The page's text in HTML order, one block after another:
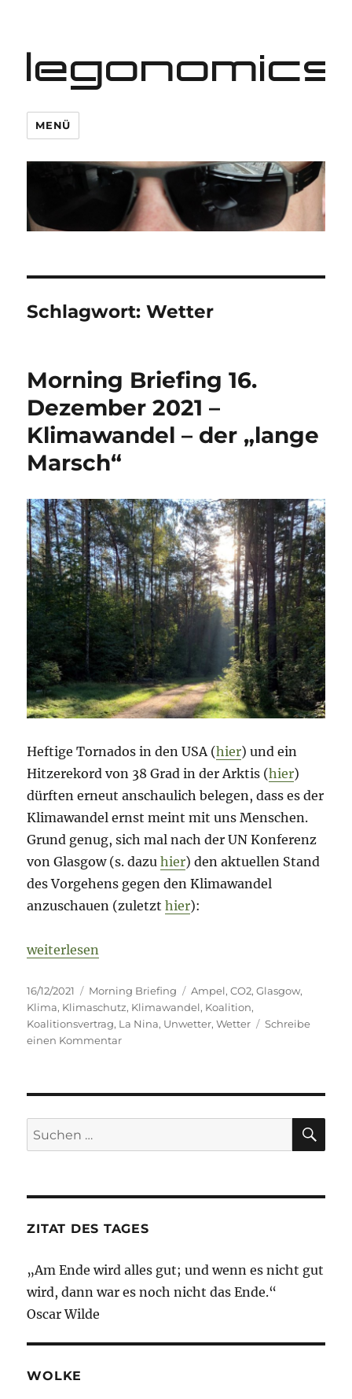
legonomics
MENÜ
Schlagwort:Wetter
Morning Briefing 16.
Dezember 2021 –
Klimawandel – der „lange
Marsch“
Heftige Tornados in den USA (hier) und ein
Hitzerekord von 38 Grad in der Arktis (hier)
dürften erneut anschaulich belegen, dass es der
Klimawandel ernst meint mit uns Menschen.
Grund genug, sich mal nach der UN Konferenz
von Glasgow (s. dazuhier) den aktuellen Stand
des Vorgehens gegen den Klimawandel
anzuschauen (zuletzthier):
„Morning Briefing 16. Dezember 2021 –
weiterlesen
Veröffentlicht
am
16/12/2021 Kategorien
Morning Briefing Schlagwörter
Ampel,CO2,Glasgow,
Klima, Klimaschutz, Klimawandel, Koalition,
Koalitionsvertrag, La Nina, Unwetter,Wetter
Schreibe
einen Kommentarzu
2021
Klimawandel
Marsch“
Suche
nach:
ZITAT DES TAGES
„Am Ende wird alles gut; und wenn es nicht gut
wird, dann war es noch nicht das Ende.“
Oscar Wilde
WOLKE